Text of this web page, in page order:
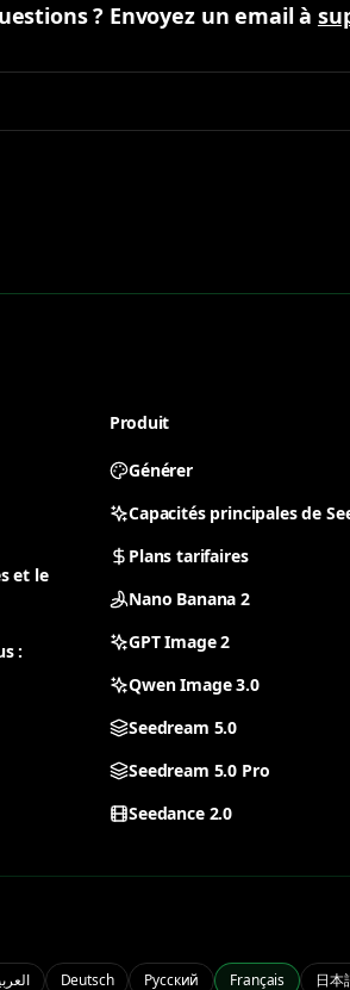
? Envoyez un email à
et le
:
Produit
Générer
Capacités principales de
Plans tarifaires
Nano Banana 2
GPT Image 2
Qwen Image 3.0
Seedream 5.0
Seedream 5.0 Pro
Seedance 2.0
Deutsch Русский Français 日本